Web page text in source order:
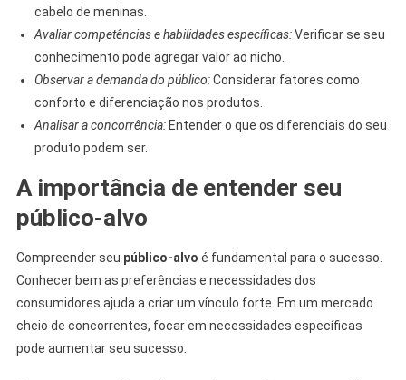
cabelo de meninas.
Avaliar competências e habilidades específicas:Verificar se seu
conhecimento pode agregar valor ao nicho.
Observar a demanda do público:Considerar fatores como
conforto e diferenciação nos produtos.
Analisar a concorrência:Entender o que os diferenciais do seu
produto podem ser.
A importância de entender seu
público-alvo
Compreender seu público-alvo é fundamental para o sucesso.
Conhecer bem as preferências e necessidades dos
consumidores ajuda a criar um vínculo forte. Em um mercado
cheio de concorrentes, focar em necessidades específicas
pode aumentar seu sucesso.